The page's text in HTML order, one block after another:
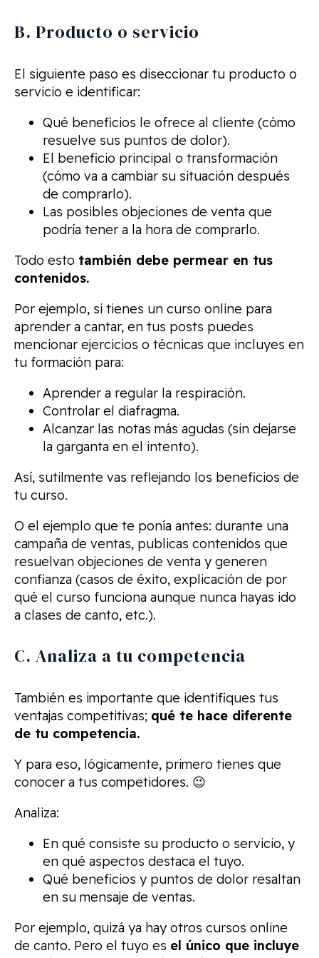
B. Producto o servicio
El siguiente paso es diseccionar tu producto o
servicio e identificar:
Qué beneficios le ofrece al cliente (cómo
resuelve sus puntos de dolor).
El beneficio principal o transformación
(cómo va a cambiar su situación después
de comprarlo).
Las posibles objeciones de venta que
podría tener a la hora de comprarlo.
Todo esto también debe permear en tus
contenidos.
Por ejemplo, si tienes un curso online para
aprender a cantar, en tus posts puedes
mencionar ejercicios o técnicas que incluyes en
tu formación para:
Aprender a regular la respiración.
Controlar el diafragma.
Alcanzar las notas más agudas (sin dejarse
la garganta en el intento).
Así, sutilmente vas reflejando los beneficios de
tu curso.
O el ejemplo que te ponía antes: durante una
campaña de ventas, publicas contenidos que
resuelvan objeciones de venta y generen
confianza (casos de éxito, explicación de por
qué el curso funciona aunque nunca hayas ido
a clases de canto, etc.).
C. Analiza a tu competencia
También es importante que identifiques tus
ventajas competitivas; qué te hace diferente
de tu competencia.
Y para eso, lógicamente, primero tienes que
conocer a tus competidores. 😉
Analiza:
En qué consiste su producto o servicio, y
en qué aspectos destaca el tuyo.
Qué beneficios y puntos de dolor resaltan
en su mensaje de ventas.
Por ejemplo, quizá ya hay otros cursos online
de canto. Pero el tuyo es el único que incluye